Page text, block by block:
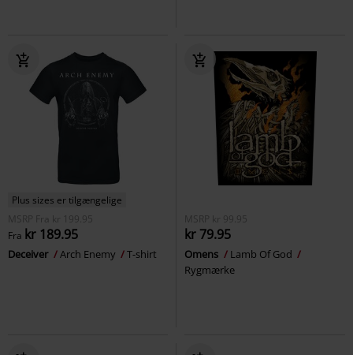
Plus sizes er tilgængelige
MSRP
Fra kr 199.95
Fra kr 189.95
Deceiver Arch Enemy T-shirt
MSRP kr 99.95
kr 79.95
Omens
Lamb Of God
Rygmærke